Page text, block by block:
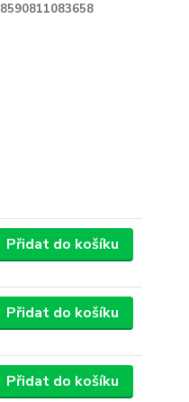
8590811083658
Přidat do košíku
Přidat do košíku
Přidat do košíku